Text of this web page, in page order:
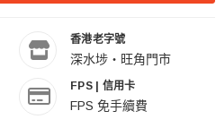
香港老字號
深水埗・旺角門市
FPS | 信用卡
FPS 免手續費